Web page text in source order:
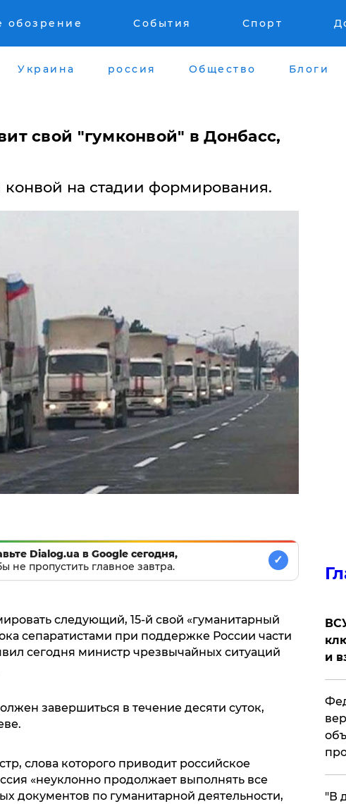
обозрение События Спорт
Украина россия Общество Блоги
свой "гумконвой" в Донбасс,
на стадии формирования.
Dialog.ua в Google сегодня,
не пропустить главное завтра.
✓
следующий, 15-й свой «гуманитарный
сепаратистами при поддержке России части
сегодня министр чрезвычайных ситуаций
завершиться в течение десяти суток,
слова которого приводит российское
«неуклонно продолжает выполнять все
документов по гуманитарной деятельности,
и
​"В